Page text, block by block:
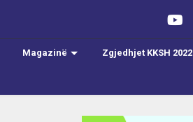
Magazinë Zgjedhjet KKSH 2022